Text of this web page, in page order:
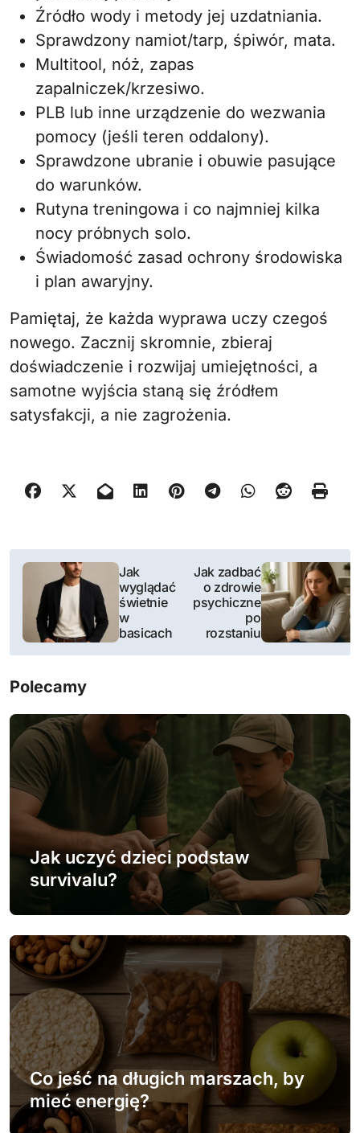
Źródło wody i metody jej uzdatniania.
Sprawdzony namiot/tarp, śpiwór, mata.
Multitool, nóż, zapas
zapalniczek/krzesiwo.
PLB lub inne urządzenie do wezwania
pomocy (jeśli teren oddalony).
Sprawdzone ubranie i obuwie pasujące
do warunków.
Rutyna treningowa i co najmniej kilka
nocy próbnych solo.
Świadomość zasad ochrony środowiska
i plan awaryjny.
Pamiętaj, że każda wyprawa uczy czegoś
nowego. Zacznij skromnie, zbieraj
doświadczenie i rozwijaj umiejętności, a
samotne wyjścia staną się źródłem
satysfakcji, a nie zagrożenia.
N
w
i
g
a
c
j
a
w
i
s
u
Jak
wyglądać
świetnie
w
basicach
Jak zadbać
o zdrowie
psychiczne
po
rozstaniu
Polecamy
Jak uczyć dzieci podstaw
survivalu?
Co jeść na długich marszach, by
mieć energię?